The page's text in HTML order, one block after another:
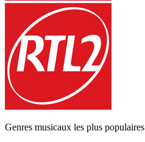
Genres musicaux les plus populaires